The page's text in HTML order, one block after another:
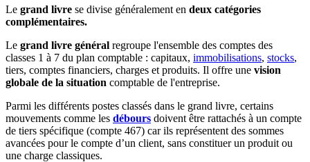
Le grand livre se divise généralement en deux catégories
complémentaires.
Le grand livre général regroupe l'ensemble des comptes des
classes 1 à 7 du plan comptable : capitaux, immobilisations, stocks,
tiers, comptes financiers, charges et produits. Il offre une vision
globale de la situation comptable de l'entreprise.
Parmi les différents postes classés dans le grand livre, certains
mouvements comme les débours doivent être rattachés à un compte
de tiers spécifique (compte 467) car ils représentent des sommes
avancées pour le compte d’un client, sans constituer un produit ou
une charge classiques.